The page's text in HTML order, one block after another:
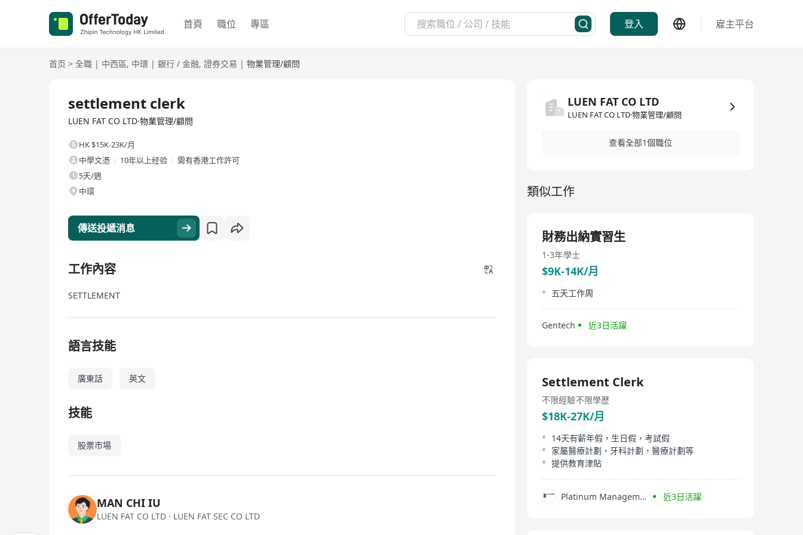
首頁 職位 專區 登入 雇主平台
首页 > 全職 | 中西區, 中環 | 銀行 / 金融, 證券交易 | 物業管理/顧問
settlement clerk
LUEN FAT CO LTD·物業管理/顧問
HK $15K-23K/月
中學文憑
10年以上经验
需有香港工作許可
5天/週
中環
傳送投遞消息
工作內容
SETTLEMENT
語言技能
廣東話 英文
技能
股票市場
MAN CHI IU
LUEN FAT CO LTD · LUEN FAT SEC CO LTD
LUEN FAT CO LTD
LUEN FAT CO LTD·物業管理/顧問
查看全部1個職位
類似工作
財務出納實習生
1-3年學士
$9K-14K/月
五天工作周
Gentech 近3日活躍
Settlement Clerk
不限經驗不限學歷
$18K-27K/月
14天有薪年假，生日假，考試假
家屬醫療計劃，牙科計劃，醫療計劃等
提供教育津貼
Platinum Management Services Limited 近3日活躍